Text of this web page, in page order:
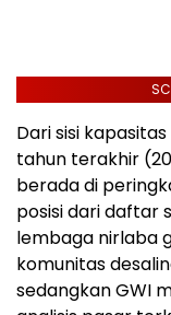
Dari sisi
tahun terakhir
berada di
posisi dari daftar
lembaga nirlaba
komunitas
sedangkan GWI